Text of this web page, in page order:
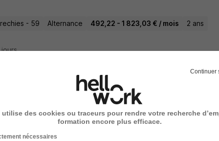
- 59 Alternance 492,22 - 1 823,03 € / mois 2 ans
- Manager d'Établissement
Métiers Network
- 59 Alternance
Continuer
utilise des cookies ou traceurs pour rendre votre recherche
formation encore plus efficace.
nécessaires